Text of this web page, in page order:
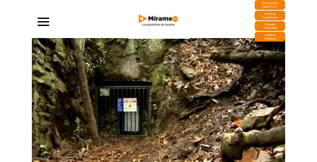
DESCARGA
MIRAPLAY
Buzón de
Sugerencias
Contratar
Publicidad
Contacto
Comercial